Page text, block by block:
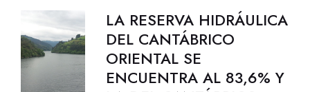
LA RESERVA HIDRÁULICA
DEL CANTÁBRICO
ORIENTAL SE
ENCUENTRA AL 83,6% Y